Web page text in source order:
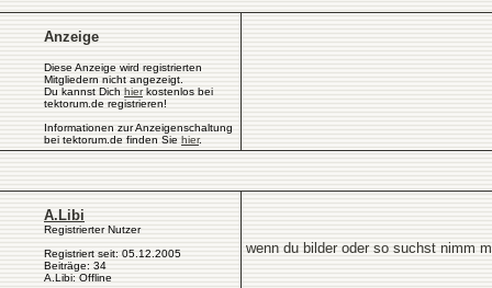
Anzeige
Diese Anzeige wird registrierten
Mitgliedern nicht angezeigt.
Du kannst Dich hierkostenlos bei
tektorum.de registrieren!
Informationen zur Anzeigenschaltung
bei tektorum.de finden Sie hier.
A.Libi
Registrierter Nutzer
Registriert seit: 05.12.2005
Beiträge: 34
A.Libi: Offline
wenn du bilder oder so suchst nimm